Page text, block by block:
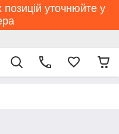
позицій уточнюйте у